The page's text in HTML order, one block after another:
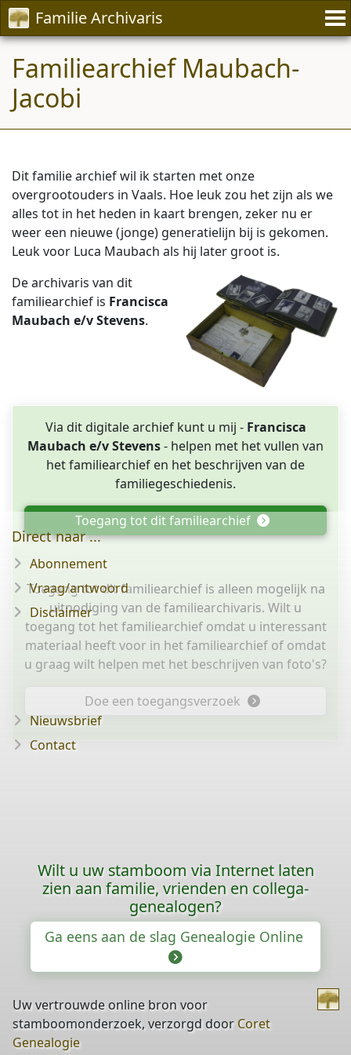
Familie Archivaris
Familiearchief Maubach-
Jacobi
Dit familie archief wil ik starten met onze
overgrootouders in Vaals. Hoe leuk zou het zijn als we
alles tot in het heden in kaart brengen, zeker nu er
weer een nieuwe (jonge) generatielijn bij is gekomen.
Leuk voor Luca Maubach als hij later groot is.
De archivaris van dit
familiearchief is Francisca
Maubach e/v Stevens.
Via dit digitale archief kunt u mij - Francisca
Maubach e/v Stevens- helpen met het vullen van
het familiearchief en het beschrijven van de
familiegeschiedenis.
Toegang tot dit familiearchief
Toegang tot dit familiearchief is alleen mogelijk na
uitnodiging van de familiearchivaris. Wilt u
toegang tot het familiearchief omdat u interessant
materiaal heeft voor in het familiearchief of omdat
u graag wilt helpen met het beschrijven van foto's?
Doe een toegangsverzoek
Direct naar ...
Abonnement
Vraag/antwoord
Disclaimer
Nieuwsbrief
Contact
Wilt u uw stamboom via Internet laten
zien aan familie, vrienden en collega-
genealogen?
Ga eens aan de slag Genealogie Online
Uw vertrouwde online bron voor
stamboomonderzoek, verzorgd door Coret
Genealogie